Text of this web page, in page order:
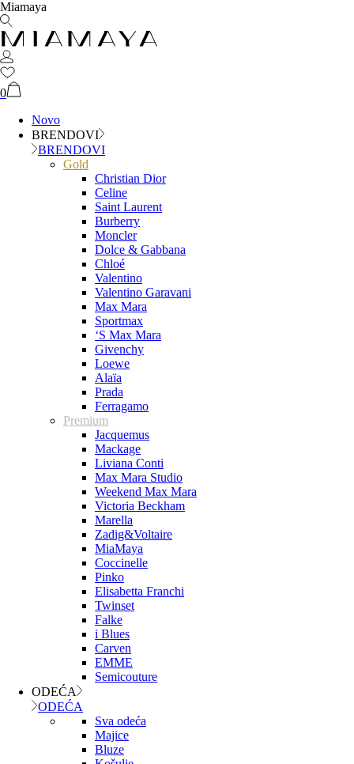
Miamaya
0
Novo
BRENDOVI
BRENDOVI
Gold
Christian Dior
Celine
Saint Laurent
Burberry
Moncler
Dolce & Gabbana
Chloé
Valentino
Valentino Garavani
Max Mara
Sportmax
‘S Max Mara
Givenchy
Loewe
Alaïa
Prada
Ferragamo
Premium
Jacquemus
Mackage
Liviana Conti
Max Mara Studio
Weekend Max Mara
Victoria Beckham
Marella
Zadig&Voltaire
MiaMaya
Coccinelle
Pinko
Elisabetta Franchi
Twinset
Falke
i Blues
Carven
EMME
Semicouture
ODEĆA
ODEĆA
Sva odeća
Majice
Bluze